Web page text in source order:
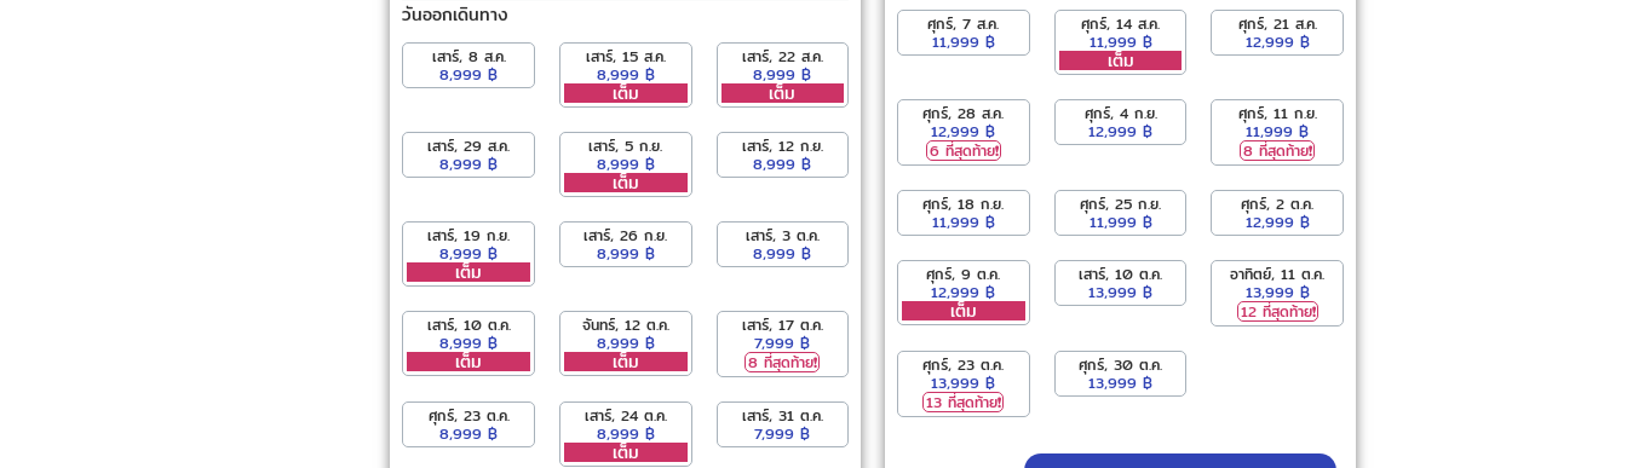
วันออกเดินทาง
เสาร์, 8 ส.ค.
8,999 ฿
เสาร์, 15 ส.ค.
8,999 ฿
เต็ม
เสาร์, 22 ส.ค.
8,999 ฿
เต็ม
เสาร์, 29 ส.ค.
8,999 ฿
เสาร์, 5 ก.ย.
8,999 ฿
เต็ม
เสาร์, 12 ก.ย.
8,999 ฿
เสาร์, 19 ก.ย.
8,999 ฿
เต็ม
เสาร์, 26 ก.ย.
8,999 ฿
เสาร์, 3 ต.ค.
8,999 ฿
เสาร์, 10 ต.ค.
8,999 ฿
เต็ม
จันทร์, 12 ต.ค.
8,999 ฿
เต็ม
เสาร์, 17 ต.ค.
7,999 ฿
8 ที่สุดท้าย❗️
ศุกร์, 23 ต.ค.
8,999 ฿
เสาร์, 24 ต.ค.
8,999 ฿
เต็ม
เสาร์, 31 ต.ค.
7,999 ฿
ศุกร์, 7 ส.ค.
11,999 ฿
ศุกร์, 14 ส.ค.
11,999 ฿
เต็ม
ศุกร์, 21 ส.ค.
12,999 ฿
ศุกร์, 28 ส.ค.
12,999 ฿
6 ที่สุดท้าย❗️
ศุกร์, 4 ก.ย.
12,999 ฿
ศุกร์, 11 ก.ย.
11,999 ฿
8 ที่สุดท้าย❗️
ศุกร์, 18 ก.ย.
11,999 ฿
ศุกร์, 25 ก.ย.
11,999 ฿
ศุกร์, 2 ต.ค.
12,999 ฿
ศุกร์, 9 ต.ค.
12,999 ฿
เต็ม
เสาร์, 10 ต.ค.
13,999 ฿
อาทิตย์, 11 ต.ค.
13,999 ฿
12 ที่สุดท้าย❗️
ศุกร์, 23 ต.ค.
13,999 ฿
13 ที่สุดท้าย❗️
ศุกร์, 30 ต.ค.
13,999 ฿